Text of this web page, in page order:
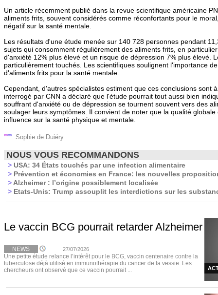
Un article récemment publié dans la revue scientifique américaine
aliments frits, souvent considérés comme réconfortants pour le
négatif sur la santé mentale.
Les résultats d'une étude menée sur 140 728 personnes pendant
sujets qui consomment régulièrement des aliments frits, en
d'anxiété 12% plus élevé et un risque de dépression 7% plus élevé.
particulièrement touchés. Les scientifiques soulignent l'importance
d'aliments frits pour la santé mentale.
Cependant, d'autres spécialistes estiment que ces conclusions sont
interrogé par CNN a déclaré que l'étude pourrait tout aussi bien
souffrant d'anxiété ou de dépression se tournent souvent vers des
soulager leurs symptômes. Il convient de noter que la qualité
influence sur la santé physique et mentale.
Sophie de Duiéry
NOUS VOUS RECOMMANDONS
> USA: 34 États touchés par une infection alimentaire
> Prévention et économies en France: les nouvelles
> Alzheimer : l’origine possiblement localisée
> Etats-Unis: Trump assouplit les interdictions sur les
Le vaccin BCG pourrait retarder Alzheimer
NEWS 27/07/2026
Une petite étude relance l’intérêt pour le BCG, vaccin centenaire contre la
tuberculose déjà utilisé en immunothérapie du cancer de la vessie. Les
chercheurs ont observé que ce vaccin pourrait ...